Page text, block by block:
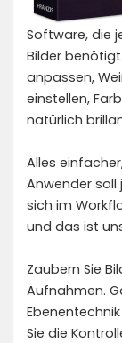
Software, die
Bilder
anpassen,
einstellen,
natürlich
Alles
Anwender soll
sich im
und das ist
Zaubern Sie
Aufnahmen.
Sie die